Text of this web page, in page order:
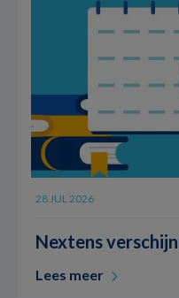
28 JUL 2026
Nextens
Lees meer